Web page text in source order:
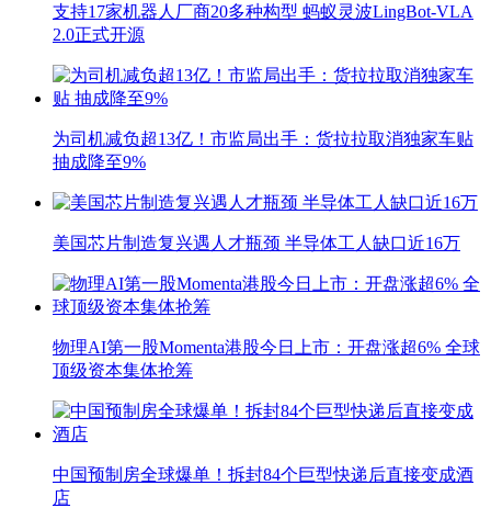
支持17家机器人厂商20多种构型 蚂蚁灵波LingBot-VLA
2.0正式开源
为司机减负超13亿！市监局出手：货拉拉取消独家车贴
抽成降至9%
美国芯片制造复兴遇人才瓶颈 半导体工人缺口近16万
物理AI第一股Momenta港股今日上市：开盘涨超6% 全球
顶级资本集体抢筹
中国预制房全球爆单！拆封84个巨型快递后直接变成酒
店